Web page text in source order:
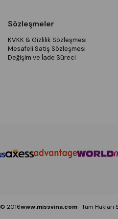
Sözleşmeler
KVKK & Gizlilik Sözleşmesi
Mesafeli Satiş Sözleşmesi
Değişim ve İade Süreci
© 2016www.missvina.com- Tüm Hakları